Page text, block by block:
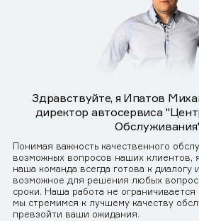
Здравствуйте, я Ипатов
директор автосервиса
Понимая важность качественного
возможных вопросов наших клиентов,
наша команда всегда готова к диалогу
возможное для решения любых
сроки. Наша работа не
мы стремимся к лучшему качеству
превзойти ваши ожидания.